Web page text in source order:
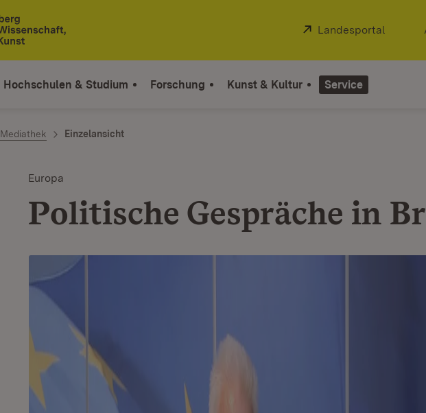
Extern:
Landesportal
Hochschulen & Studium Forschung Kunst & Kultur Service
Mediathek Einzelansicht
Europa
Politische Gespräche in